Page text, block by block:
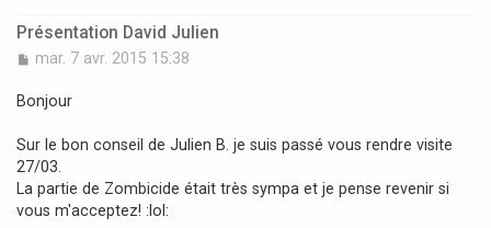
Présentation David Julien
M
s
g
e
mar. 7 avr. 2015 15:38
Bonjour
Sur le bon conseil de Julien B. je suis passé vous rendre visite
27/03.
La partie de Zombicide était très sympa et je pense revenir si
vous m'acceptez! :lol: